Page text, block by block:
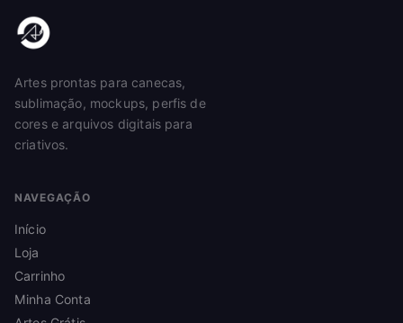
Artes prontas para canecas,
sublimação, mockups, perfis de
cores e arquivos digitais para
criativos.
NAVEGAÇÃO
Início
Loja
Carrinho
Minha Conta